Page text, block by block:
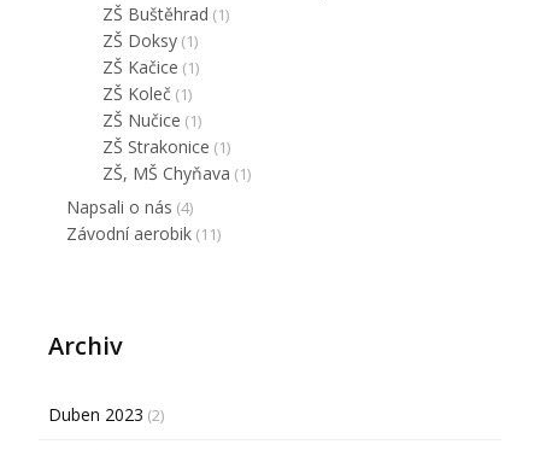
ZŠ Buštěhrad (1)
ZŠ Doksy (1)
ZŠ Kačice (1)
ZŠ Koleč (1)
ZŠ Nučice (1)
ZŠ Strakonice (1)
ZŠ, MŠ Chyňava (1)
Napsali o nás (4)
Závodní aerobik (11)
Archiv
Duben 2023 (2)